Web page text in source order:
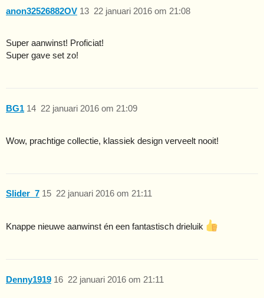
anon32526882OV 22 januari 2016 om 21:08
13
Super aanwinst! Proficiat!
Super gave set zo!
BG1 22 januari 2016 om 21:09
14
Wow, prachtige collectie, klassiek design verveelt nooit!
Slider_7 22 januari 2016 om 21:11
15
Knappe nieuwe aanwinst én een fantastisch drieluik
Denny1919 22 januari 2016 om 21:11
16